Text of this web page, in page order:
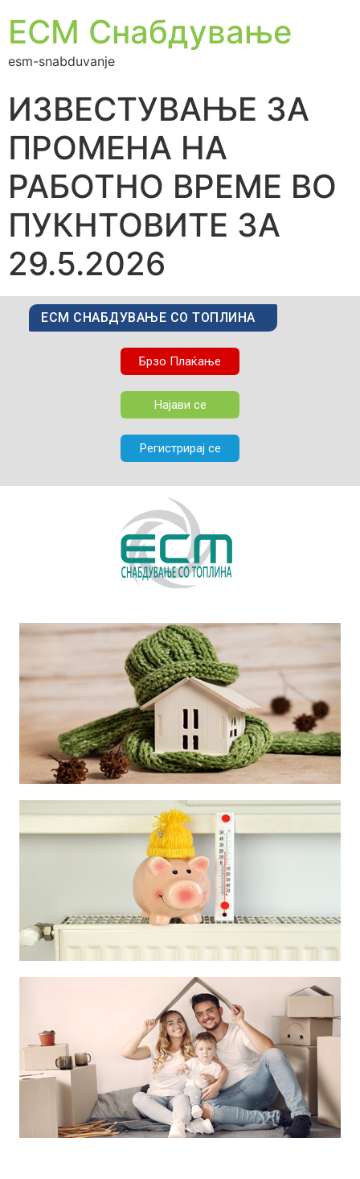
ЕСМ Снабдување
esm-snabduvanje
ИЗВЕСТУВАЊЕ ЗА
ПРОМЕНА НА
РАБОТНО ВРЕМЕ ВО
ПУКНТОВИТЕ ЗА
29.5.2026
ЕСМ СНАБДУВАЊЕ СО ТОПЛИНА
Брзо Плаќање
Најави се
Регистрирај се